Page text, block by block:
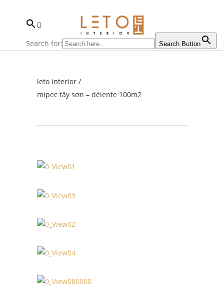
Search for: Search Button
leto interior /
mipec tây sơn – délente 100m2